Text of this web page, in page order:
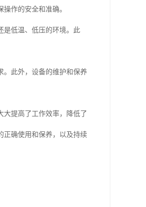
作的安全和准确。
是低温、低压的环境。此
。此外，设备的维护和保养
大提高了工作效率，降低了
正确使用和保养，以及持续